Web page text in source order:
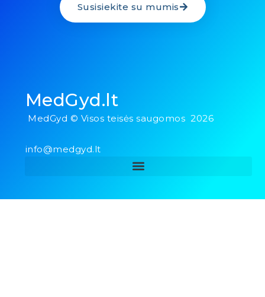
Susisiekite su mumis
MedGyd.lt
MedGyd © Visos teisės saugomos 2026
info@medgyd.lt